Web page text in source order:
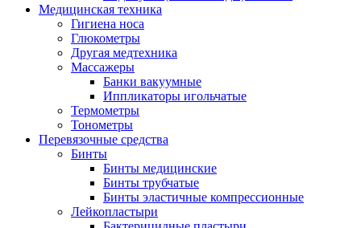
Медицинская техника
Гигиена носа
Глюкометры
Другая медтехника
Массажеры
Банки вакуумные
Иппликаторы игольчатые
Термометры
Тонометры
Перевязочные средства
Бинты
Бинты медицинские
Бинты трубчатые
Бинты эластичные компрессионные
Лейкопластыри